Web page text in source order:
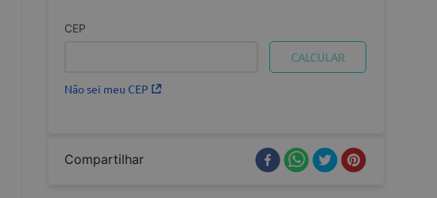
CEP
Não sei meu CEP
Compartilhar